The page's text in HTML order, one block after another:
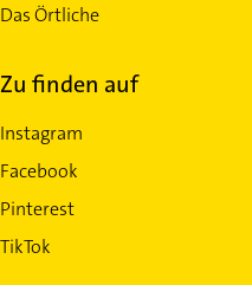
Das Örtliche
Zu finden auf
Instagram
Facebook
Pinterest
TikTok